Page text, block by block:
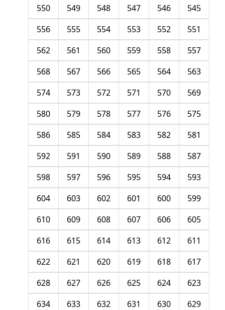
545
546
547
548
549
550
551
552
553
554
555
556
557
558
559
560
561
562
563
564
565
566
567
568
569
570
571
572
573
574
575
576
577
578
579
580
581
582
583
584
585
586
587
588
589
590
591
592
593
594
595
596
597
598
599
600
601
602
603
604
605
606
607
608
609
610
611
612
613
614
615
616
617
618
619
620
621
622
623
624
625
626
627
628
629
630
631
632
633
634